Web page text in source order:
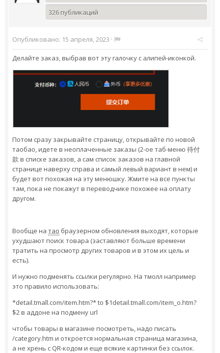
326 публикаций
Опубликовано: 15 апреля, 2023 ·
Делайте заказ, выбрав вот эту галочку с алипей-иконкой.
Потом сразу закрывайте страницу, открывайте по новой
таобао, идете в неоплаченные заказы (2-ое таб-меню 待付
款 в списке заказов, а сам список заказов на главной
странице наверху справа и самый левый вариант в нем) и
будет вот похожая на эту менюшку. Жмите на все пункты
там, пока не покажут в переводчике похожее на оплату
другом.
Вообще на тао браузерном обновления выходят, которые
ухудшают поиск товара (заставляют больше времени
тратить на просмотр других товаров и в этом их цель и
есть).
И нужно подменять ссылки регулярно. На тмолл например
это правило использовать:
*detail.tmall.com/item.htm?* to $1detail.tmall.com/item_o.htm?
$2 в аддоне на подмену url
чтобы товары в магазине посмотреть, надо писать
/category.htm и откроется нормальная страница магазина,
а не хрень с QR-кодом и еще всякие картинки без ссылок.